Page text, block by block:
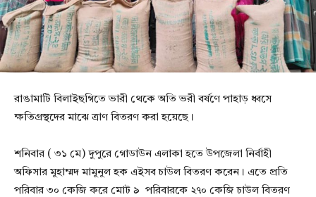
রাঙামাটি বিলাইছগিতে ভারী থেকে অতি ভরী বর্ষণে পাহাড় ধ্বসে
ক্ষতিগ্রস্থদের মাঝে ত্রাণ বিতরণ করা হয়েছে।
শনিবার ( ৩১ মে) দুপুরে গোডাউন এলাকা হতে উপজেলা নির্বাহী
অফিসার মুহাম্মদ মামুনুল হক এইসব চাউল বিতরণ করেন। এতে প্রতি
পরিবার ৩০ কেজি করে মোট ৯ পরিবারকে ২৭০ কেজি চাউল বিতরণ